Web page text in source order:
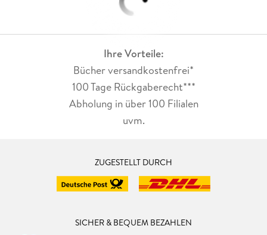
Ihre Vorteile:
Bücher versandkostenfrei*
100 Tage Rückgaberecht***
Abholung in über 100 Filialen
uvm.
ZUGESTELLT DURCH
SICHER & BEQUEM BEZAHLEN